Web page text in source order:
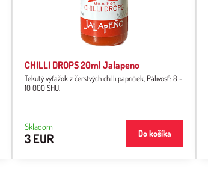
CHILLI DROPS 20ml Jalapeno
Tekutý výťažok z čerstvých chilli papričiek, Pálivosť: 8 -
10 000 SHU.
Skladom
3 EUR Do košíka